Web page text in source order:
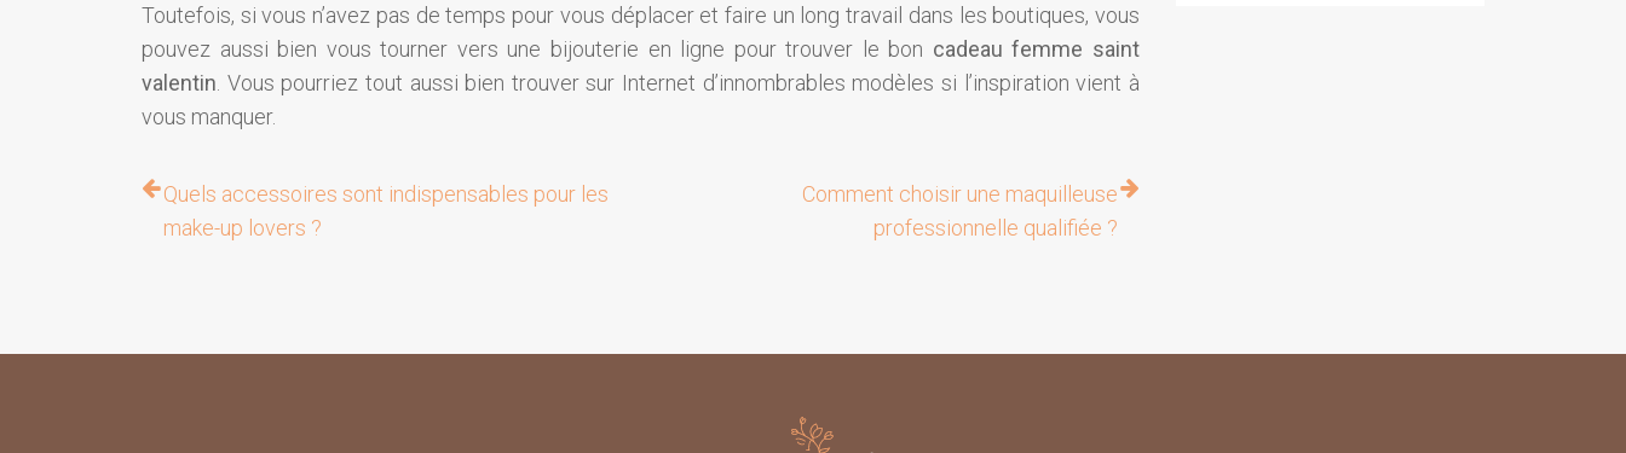
Toutefois, si vous n’avez pas de temps pour vous déplacer et faire un long travail dans les boutiques, vous
pouvez aussi bien vous tourner vers une bijouterie en ligne pour trouver le bon cadeau femme saint
valentin . Vous pourriez tout aussi bien trouver sur Internet d’innombrables modèles si l’inspiration vient à
vous manquer.
Quels accessoires sont indispensables pour les
make-up lovers ?
Comment choisir une maquilleuse
professionnelle qualifiée ?